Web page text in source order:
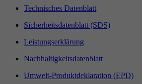
Technisches Datenblatt
Sicherheitsdatenblatt (SDS)
Leistungserklärung
Nachhaltigkeitsdatenblatt
Umwelt-Produktdeklaration (EPD)